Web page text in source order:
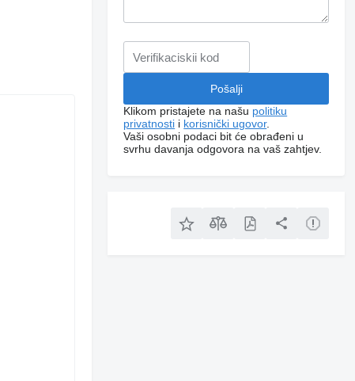
Klikom pristajete na našu politiku
privatnosti i korisnički ugovor.
Vaši osobni podaci bit će obrađeni u
svrhu davanja odgovora na vaš zahtjev.